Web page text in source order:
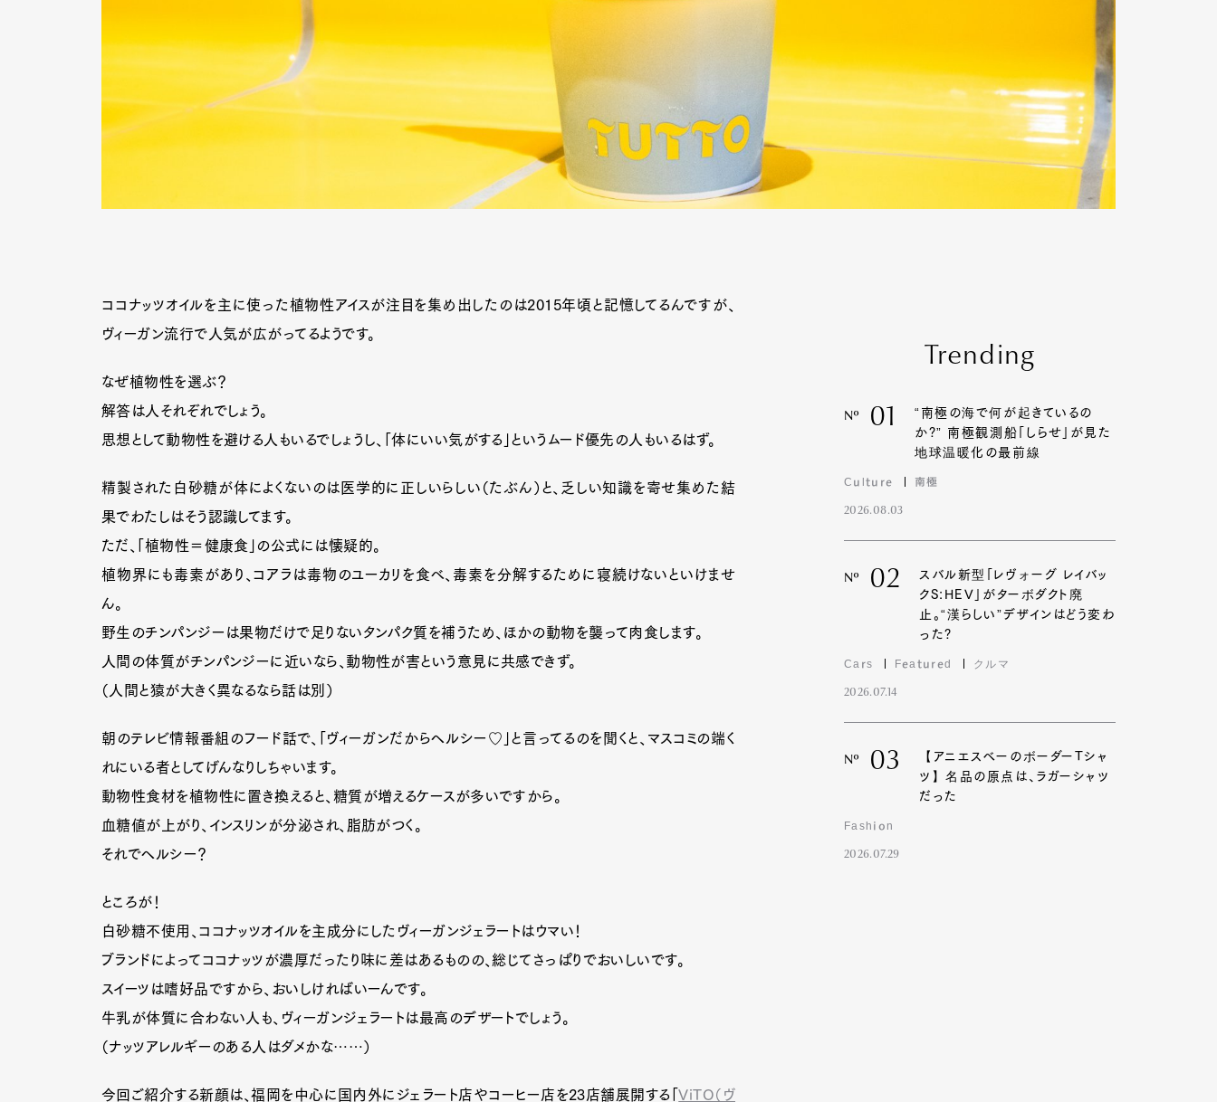
ココナッツオイルを主に使った植物性アイスが注目を集め出したのは2015年頃と記憶してるんですが、
ヴィーガン流行で人気が広がってるようです。
なぜ植物性を選ぶ？
解答は人それぞれでしょう。
思想として動物性を避ける人もいるでしょうし、「体にいい気がする」というムード優先の人もいるはず。
精製された白砂糖が体によくないのは医学的に正しいらしい（たぶん）と、乏しい知識を寄せ集めた結
果でわたしはそう認識してます。
ただ、「植物性＝健康食」の公式には懐疑的。
植物界にも毒素があり、コアラは毒物のユーカリを食べ、毒素を分解するために寝続けないといけませ
ん。
野生のチンパンジーは果物だけで足りないタンパク質を補うため、ほかの動物を襲って肉食します。
人間の体質がチンパンジーに近いなら、動物性が害という意見に共感できず。
（人間と猿が大きく異なるなら話は別）
朝のテレビ情報番組のフード話で、「ヴィーガンだからヘルシー♡」と言ってるのを聞くと、マスコミの端く
れにいる者としてげんなりしちゃいます。
動物性食材を植物性に置き換えると、糖質が増えるケースが多いですから。
血糖値が上がり、インスリンが分泌され、脂肪がつく。
それでヘルシー？
ところが！
白砂糖不使用、ココナッツオイルを主成分にしたヴィーガンジェラートはウマい！
ブランドによってココナッツが濃厚だったり味に差はあるものの、総じてさっぱりでおいしいです。
スイーツは嗜好品ですから、おいしければいーんです。
牛乳が体質に合わない人も、ヴィーガンジェラートは最高のデザートでしょう。
（ナッツアレルギーのある人はダメかな……）
今回ご紹介する新顔は、福岡を中心に国内外にジェラート店やコーヒー店を23店舗展開する「ViTO（ヴ
Trending
Nº 01
“南極の海で何が起きているの
か?” 南極観測船「しらせ」が見た
地球温暖化の最前線
Culture 南極
2026.08.03
Nº 02
スバル新型「レヴォーグ レイバッ
クS:HEV」がターボダクト廃
止。“漢らしい”デザインはどう変わ
った?
Cars Featured クルマ
2026.07.14
Nº 03
【アニエスベーのボーダーTシャ
ツ】名品の原点は、ラガーシャツ
だった
Fashion
2026.07.29